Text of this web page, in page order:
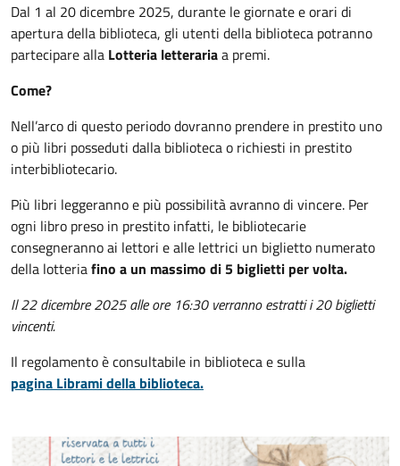
Dal 1 al 20 dicembre 2025, durante le giornate e orari di
apertura della biblioteca, gli utenti della biblioteca potranno
partecipare alla Lotteria letterariaa premi.
Come?
Nell’arco di questo periodo dovranno prendere in prestito uno
o più libri posseduti dalla biblioteca o richiesti in prestito
interbibliotecario.
Più libri leggeranno e più possibilità avranno di vincere. Per
ogni libro preso in prestito infatti, le bibliotecarie
consegneranno ai lettori e alle lettrici un biglietto numerato
della lotteriafino a un massimo di 5 biglietti per volta.
Il 22 dicembre 2025 alle ore 16:30 verranno estratti i 20 biglietti
vincenti.
Il regolamento è consultabile in biblioteca e sulla
pagina Librami della biblioteca.